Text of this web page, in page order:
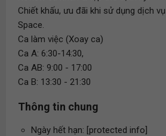
Chiết khấu, ưu đãi khi sử dụng dịch
Space.
Ca làm việc (Xoay ca)
Ca A: 6:30-14:30,
Ca AB: 9:00 - 17:00
Ca B: 13:30 - 21:30
Thông tin chung
Ngày hết hạn: [protected info]